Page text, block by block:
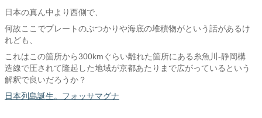
日本の真ん中より西側で、
何故ここでプレートのぶつかりや海底の堆積物がという話があるけ
れども、
これはこの箇所から300kmぐらい離れた箇所にある糸魚川-静岡構
造線で圧されて隆起した地域が京都あたりまで広がっているという
解釈で良いだろうか？
日本列島誕生。フォッサマグナ